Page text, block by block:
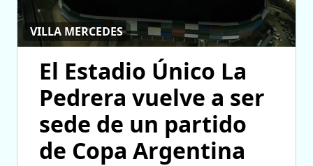
VILLA MERCEDES
El Estadio Único La
Pedrera vuelve a ser
sede de un partido
de Copa Argentina